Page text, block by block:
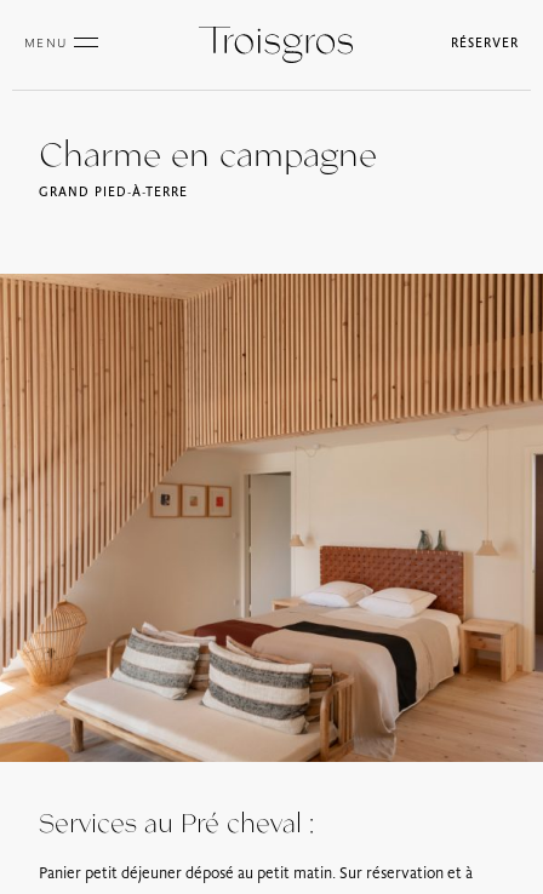
MENU RÉSERVER
Charme en campagne
GRAND PIED-À-TERRE
Services au Pré cheval :
Panier petit déjeuner déposé au petit matin. Sur réservation et à